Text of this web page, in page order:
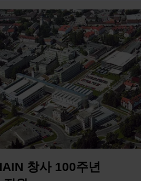
창사 100주년